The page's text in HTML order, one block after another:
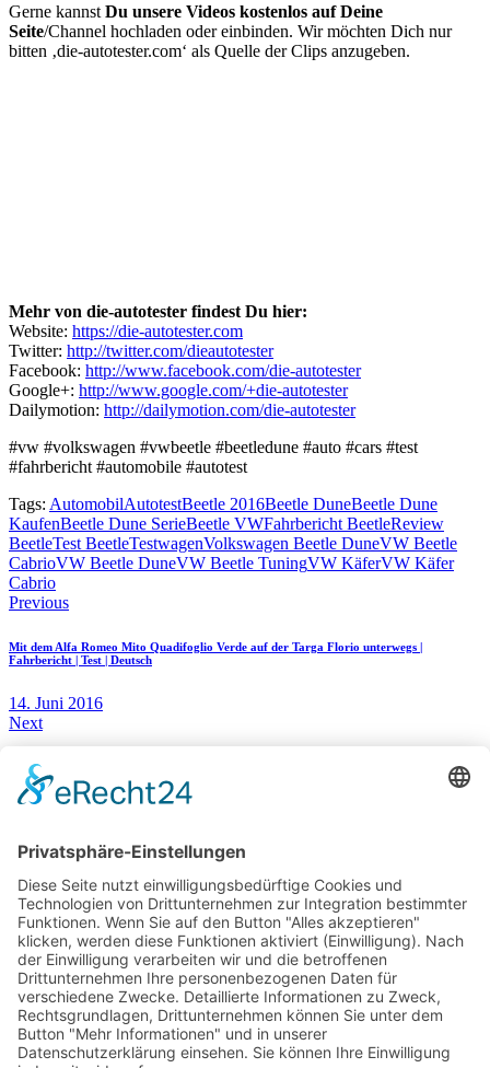
Gerne kannst Du unsere Videos kostenlos auf Deine
Seite/Channel hochladen oder einbinden. Wir möchten Dich nur
bitten ‚die-autotester.com‘ als Quelle der Clips anzugeben.
Mehr von die-autotester findest Du hier:
Website: https://die-autotester.com
Twitter: http://twitter.com/dieautotester
Facebook: http://www.facebook.com/die-autotester
Google+: http://www.google.com/+die-autotester
Dailymotion: http://dailymotion.com/die-autotester
#vw #volkswagen #vwbeetle #beetledune #auto #cars #test
#fahrbericht #automobile #autotest
Tags: AutomobilAutotestBeetle 2016Beetle DuneBeetle Dune
KaufenBeetle Dune SerieBeetle VWFahrbericht BeetleReview
BeetleTest BeetleTestwagenVolkswagen Beetle DuneVW Beetle
CabrioVW Beetle DuneVW Beetle TuningVW KäferVW Käfer
Cabrio
Beitragsnavigation
Previous
Mit dem Alfa Romeo Mito Quadifoglio Verde auf der Targa Florio unterwegs |
Fahrbericht | Test | Deutsch
14. Juni 2016
Next
Weltpremiere: Mercedes-AMG GT R in Brooklands und Goodwood
29. Juni 2016
You May Also Like
6. November 2020
Probefahrt: Mercedes-AMG E 63 S 4MATIC+ T-Modell
18. August 2017